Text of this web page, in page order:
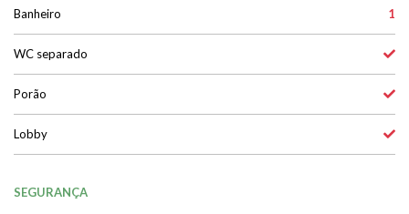
Banheiro 1
WC separado
Porão
Lobby
SEGURANÇA